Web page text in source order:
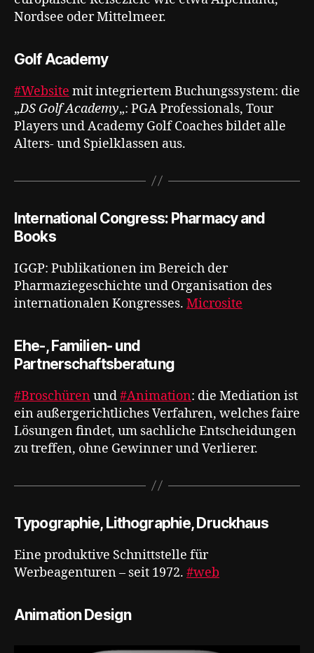
Nordsee oder Mittelmeer.
Golf Academy
#Website mit integriertem Buchungssystem: die
„DS Golf Academy„: PGA Professionals, Tour
Players und Academy Golf Coaches bildet alle
Alters- und Spielklassen aus.
International Congress: Pharmacy and
Books
IGGP: Publikationen im Bereich der
Pharmaziegeschichte und Organisation des
internationalen Kongresses. Microsite
Ehe-, Familien- und
Partnerschaftsberatung
#Broschüren und#Animation: die Mediation ist
ein außergerichtliches Verfahren, welches faire
Lösungen findet, um sachliche Entscheidungen
zu treffen, ohne Gewinner und Verlierer.
Typographie, Lithographie, Druckhaus
Eine produktive Schnittstelle für
Werbeagenturen – seit 1972. #web
Animation Design